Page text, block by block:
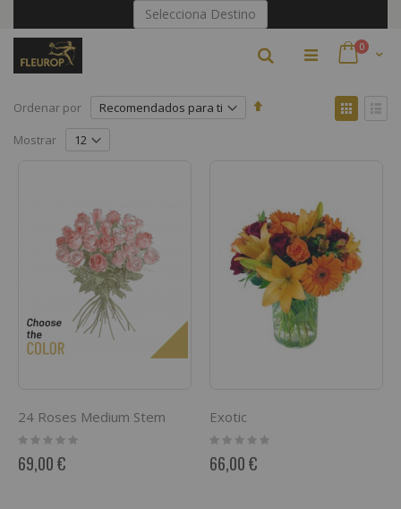
contenido
Selecciona Destino
Cart
0
Buscar
Ordenar por
Fijar
Mostrar
24 Roses Medium Stem
Rating:
0%
69,00 €
Exotic
Rating:
0%
66,00 €